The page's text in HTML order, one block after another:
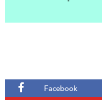
Facebook